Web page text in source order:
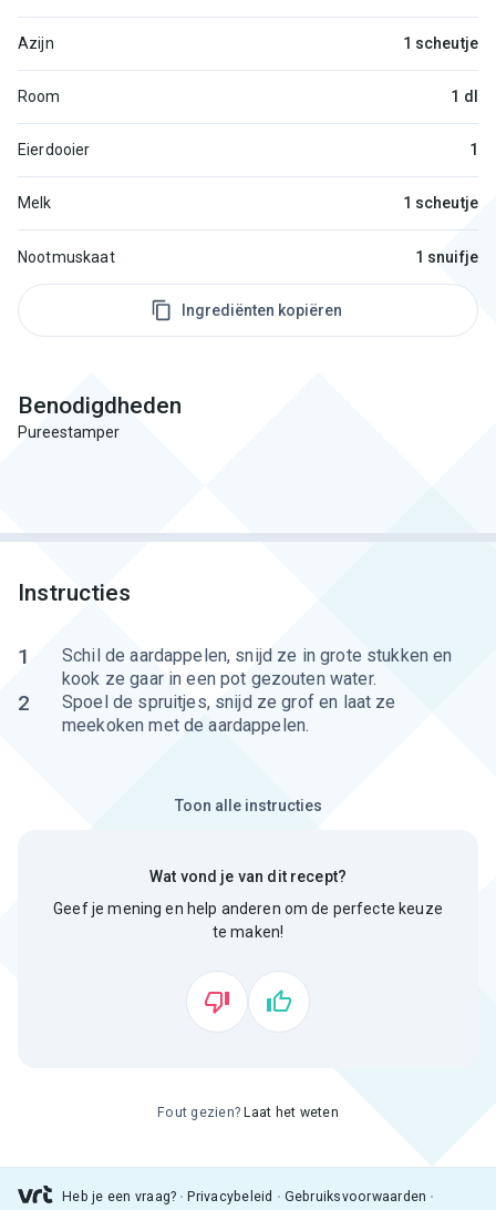
Azijn 1 scheutje
Room 1 dl
Eierdooier 1
Melk 1 scheutje
Nootmuskaat 1 snuifje
Ingrediënten kopiëren
Benodigdheden
Pureestamper
Instructies
1
Schil de aardappelen, snijd ze in grote stukken en
kook ze gaar in een pot gezouten water.
2
Spoel de spruitjes, snijd ze grof en laat ze
meekoken met de aardappelen.
Toon alle instructies
Wat vond je van dit recept?
Geef je mening en help anderen om de perfecte keuze
te maken!
Fout gezien? Laat het weten
Heb je een vraag? Privacybeleid Gebruiksvoorwaarden